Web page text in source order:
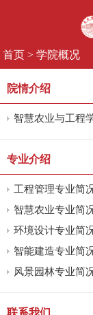
首页 > 学院概况
院情介绍
智慧农业与工程
专业介绍
工程管理专业简
智慧农业专业简
环境设计专业简
智能建造专业简
风景园林专业简
联系我们